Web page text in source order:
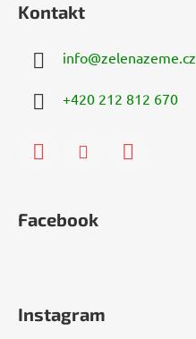
Kontakt
info@zelenazeme.cz
+420 212 812 670
Facebook
Instagram